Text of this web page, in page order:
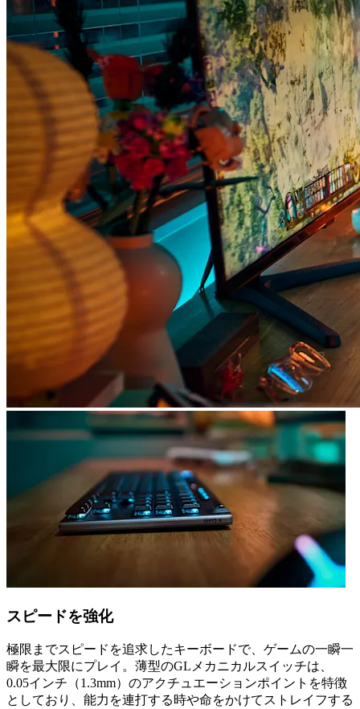
スピードを強化
極限までスピードを追求したキーボードで、ゲームの一瞬一
瞬を最大限にプレイ。薄型のGLメカニカルスイッチは、
0.05インチ（1.3mm）のアクチュエーションポイントを特徴
としており、能力を連打する時や命をかけてストレイフする